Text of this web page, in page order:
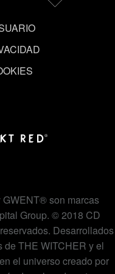
son marcas
Group. © 2018 CD
Desarrollados
de THE WITCHER y el
el universo creado por